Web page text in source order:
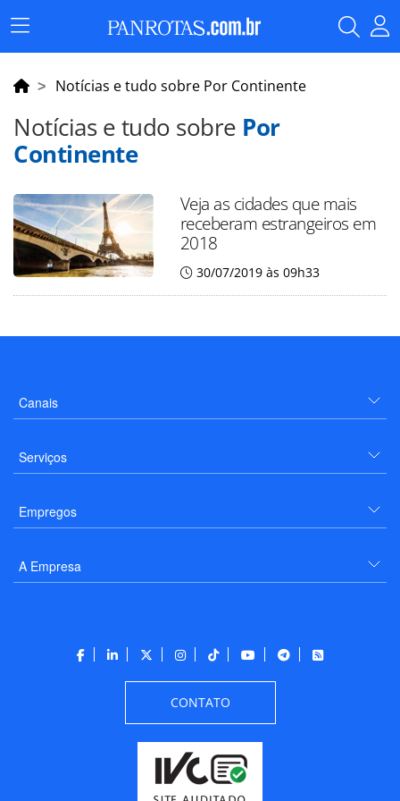
Menu
Principal
Notícias e tudo sobre Por Continente
Notícias e tudo sobre Por
Continente
Veja as cidades que mais
receberam estrangeiros em
2018
30/07/2019 às 09h33
Canais
Serviços
Empregos
A Empresa
CONTATO